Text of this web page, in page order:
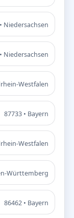
Niedersachsen
Niedersachsen
Westfalen
87733 • Bayern
Westfalen
Württemberg
86462 • Bayern